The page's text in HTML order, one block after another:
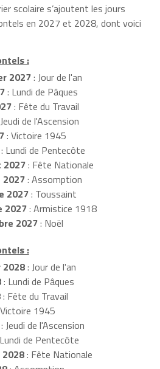
scolaire s’ajoutent les jours
en 2027 et 2028, dont voici
:
2027: Jour de l'an
: Lundi de Pâques
: Fête du Travail
de l'Ascension
: Victoire 1945
: Lundi de Pentecôte
2027: Fête Nationale
2027: Assomption
2027: Toussaint
2027: Armistice 1918
2027: Noël
:
: Jour de l'an
: Lundi de Pâques
: Fête du Travail
1945
: Jeudi de l'Ascension
de Pentecôte
: Fête Nationale